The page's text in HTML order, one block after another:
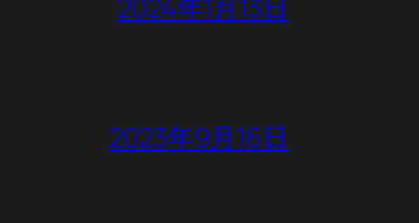
2024年1月13日
2023年9月16日